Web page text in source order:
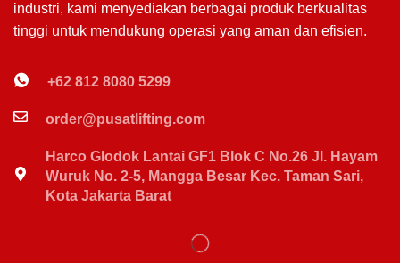
industri, kami menyediakan berbagai produk berkualitas
tinggi untuk mendukung operasi yang aman dan efisien.
+62 812 8080 5299
order@pusatlifting.com
Harco Glodok Lantai GF1 Blok C No.26 Jl. Hayam
Wuruk No. 2-5, Mangga Besar Kec. Taman Sari,
Kota Jakarta Barat